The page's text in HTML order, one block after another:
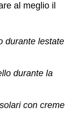
al meglio il
durante lestate
durante la
con creme